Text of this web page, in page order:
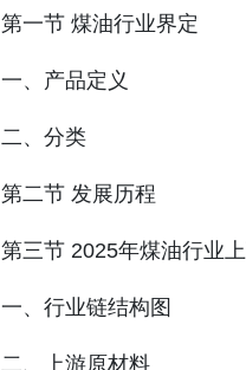
第一节 煤油行业界定
一、产品定义
二、分类
第二节 发展历程
第三节 2025年煤油行业
一、行业链结构图
二、上游原材料